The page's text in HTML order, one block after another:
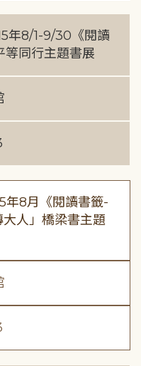
年8/1-9/30《閱讀
等同行主題書展
年8月《閱讀書籤-
人」橋梁書主題